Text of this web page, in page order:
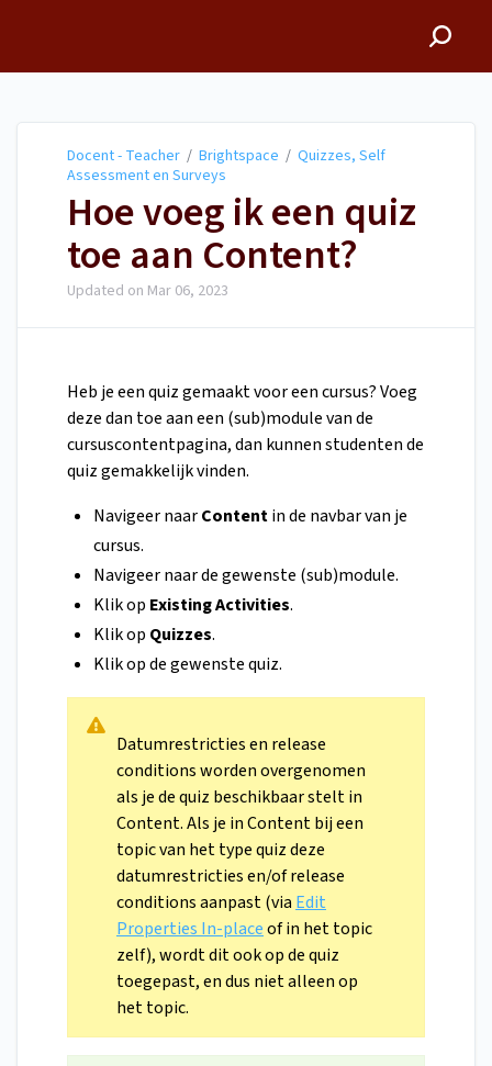
Docent - Teacher / Brightspace / Quizzes, Self
Assessment en Surveys
Hoe voeg ik een quiz
toe aan Content?
Updated on Mar 06, 2023
Heb je een quiz gemaakt voor een cursus? Voeg
deze dan toe aan een (sub)module van de
cursuscontentpagina, dan kunnen studenten de
quiz gemakkelijk vinden.
Navigeer naarContentin de navbar van je
cursus.
Navigeer naar de gewenste (sub)module.
Klik op Existing Activities.
Klik op Quizzes.
Klik op de gewenste quiz.
Datumrestricties en release
conditions worden overgenomen
als je de quiz beschikbaar stelt in
Content. Als je in Content bij een
topic van het type quiz deze
datumrestricties en/of release
conditions aanpast (via Edit
Properties In-placeof in het topic
zelf), wordt dit ook op de quiz
toegepast, en dus niet alleen op
het topic.